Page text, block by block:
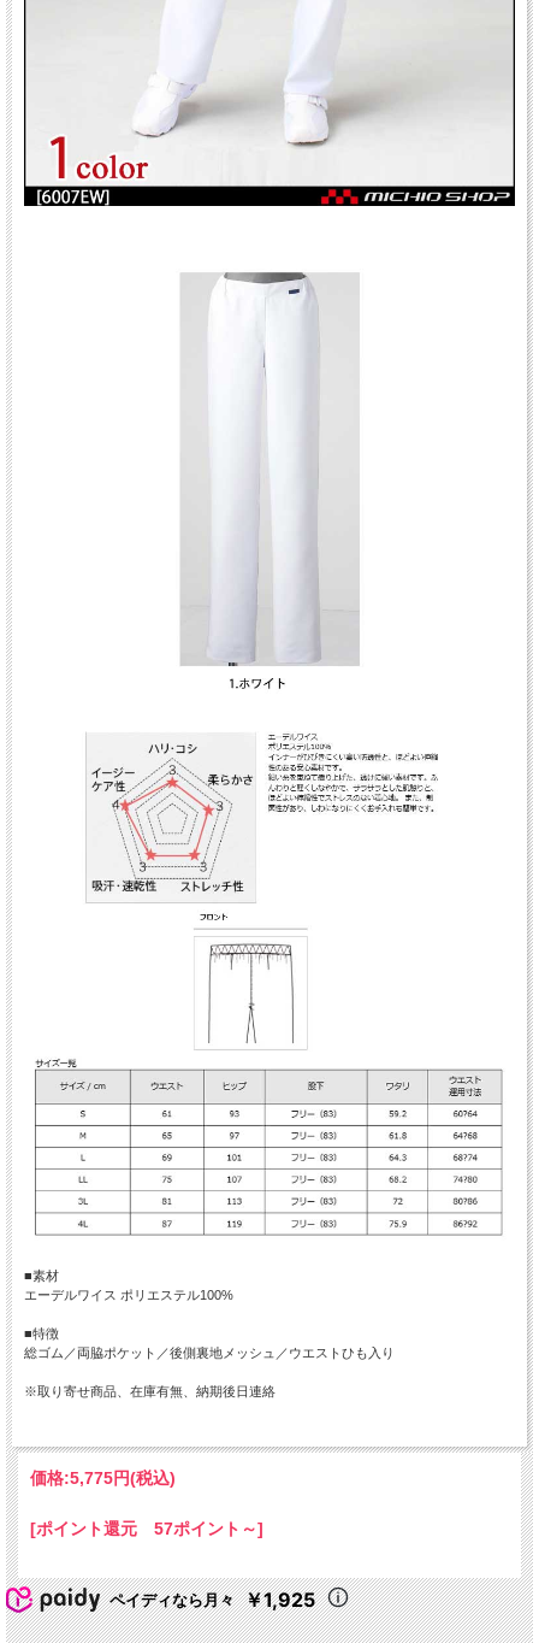
■素材
エーデルワイス ポリエステル100%
■特徴
総ゴム／両脇ポケット／後側裏地メッシュ／ウエストひも入り
※取り寄せ商品、在庫有無、納期後日連絡
価格:5,775円(税込)
[ポイント還元 57ポイント～]
ペイディなら月々 ￥1,925